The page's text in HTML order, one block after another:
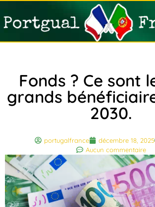
Fonds ? Ce sont
grands
2030.
portugalfrance décembre 18, 2025
Aucun commentaire